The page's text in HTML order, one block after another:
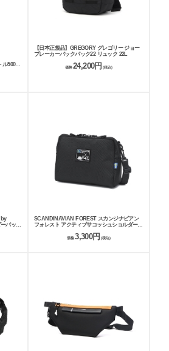
500ml
【日本正規品】GREGORY グレゴリー ジョー
ブレーカーバックパック22 リュック 22L
価格24,200円 (税込)
バッグ
SCANDINAVIAN FOREST スカンジナビアン
フォレスト アクティブサコッシュショルダー
価格3,300円 (税込)